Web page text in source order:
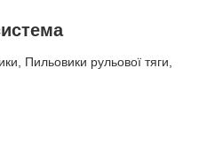
Пильовики рульової тяги,